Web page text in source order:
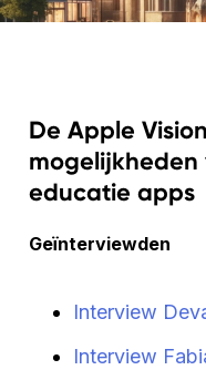
De Apple
mogelijkheden
educatie apps
Geïnterviewden
Interview
Interview